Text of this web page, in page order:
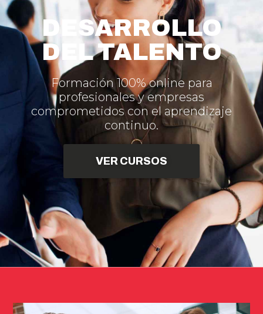
DESARROLLO
DEL TALENTO
Formación 100% online para
profesionales y empresas
comprometidos con el aprendizaje
continuo.
VER CURSOS